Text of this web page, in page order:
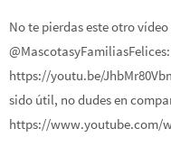
No te pierdas este otro
@MascotasyFamiliasFelices:
https://youtu.be/
sido útil, no dudes en
https://www.youtube.com/